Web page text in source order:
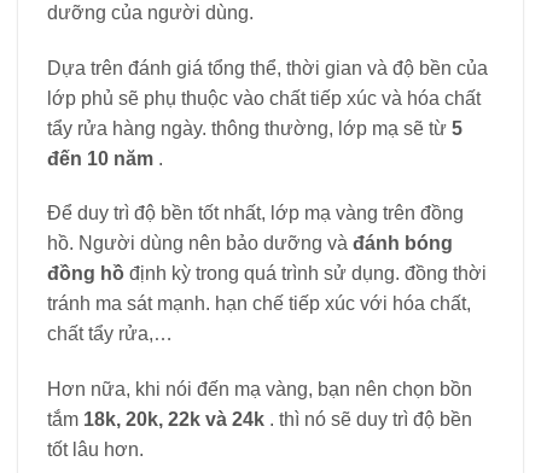
dưỡng của người dùng.
Dựa trên đánh giá tổng thể, thời gian và độ bền của
lớp phủ sẽ phụ thuộc vào chất tiếp xúc và hóa chất
tẩy rửa hàng ngày. thông thường, lớp mạ sẽ từ 5
đến 10 năm .
Để duy trì độ bền tốt nhất, lớp mạ vàng trên đồng
hồ. Người dùng nên bảo dưỡng và đánh bóng
đồng hồ định kỳ trong quá trình sử dụng. đồng thời
tránh ma sát mạnh. hạn chế tiếp xúc với hóa chất,
chất tẩy rửa,…
Hơn nữa, khi nói đến mạ vàng, bạn nên chọn bồn
tắm 18k, 20k, 22k và 24k . thì nó sẽ duy trì độ bền
tốt lâu hơn.